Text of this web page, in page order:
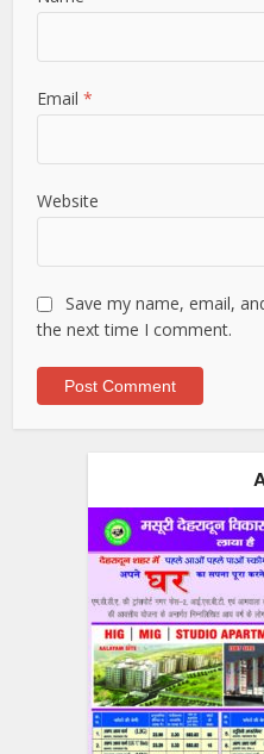
Email*
Website
Save my name, email,
the next time I comment.